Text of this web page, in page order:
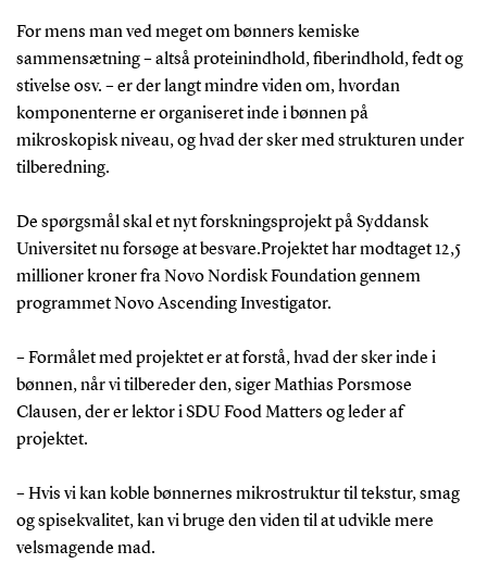
For mens man ved meget om bønners kemiske
sammensætning – altså proteinindhold, fiberindhold, fedt og
stivelse osv. – er der langt mindre viden om, hvordan
komponenterne er organiseret inde i bønnen på
mikroskopisk niveau, og hvad der sker med strukturen under
tilberedning.
De spørgsmål skal et nyt forskningsprojekt på Syddansk
Universitet nu forsøge at besvare.Projektet har modtaget 12,5
millioner kroner fra Novo Nordisk Foundation gennem
programmet Novo Ascending Investigator.
– Formålet med projektet er at forstå, hvad der sker inde i
bønnen, når vi tilbereder den, siger Mathias Porsmose
Clausen, der er lektor i SDU Food Matters og leder af
projektet.
– Hvis vi kan koble bønnernes mikrostruktur til tekstur, smag
og spisekvalitet, kan vi bruge den viden til at udvikle mere
velsmagende mad.